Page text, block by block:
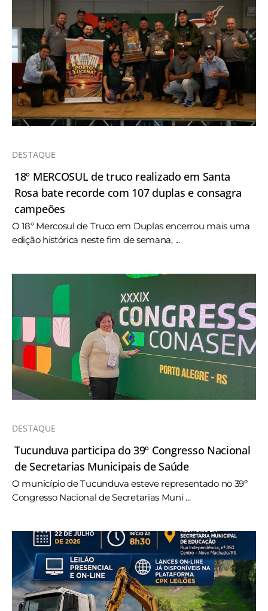
DESTAQUE
18º MERCOSUL de truco realizado em Santa
Rosa bate recorde com 107 duplas e consagra
campeões
O 18º Mercosul de Truco em Duplas encerrou mais uma
edição histórica neste fim de semana, ...
DESTAQUE
Tucunduva participa do 39º Congresso Nacional
de Secretarias Municipais de Saúde
O município de Tucunduva esteve representado no 39º
Congresso Nacional de Secretarias Muni ...